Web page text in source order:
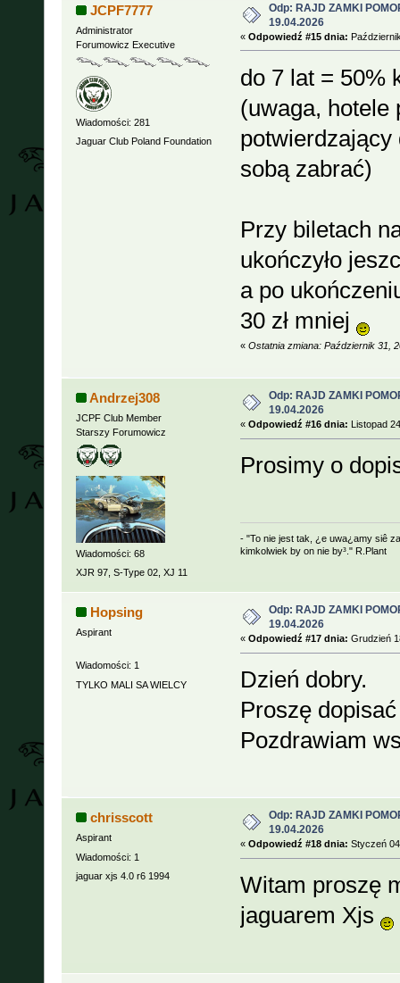
JCPF7777
Administrator
Forumowicz Executive
Wiadomości: 281
Jaguar Club Poland Foundation
Odp: RAJD ZAMKI
19.04.2026
« Odpowiedź #15 dnia:
do 7 lat = 50%
(uwaga, hotele
sobą zabrać)
Przy biletach
ukończyło
a po
30 zł mniej
« Ostatnia zmiana: Październik 31,
Andrzej308
JCPF Club Member
Starszy Forumowicz
Wiadomości: 68
XJR 97, S-Type 02, XJ 11
Odp: RAJD ZAMKI
19.04.2026
« Odpowiedź #16 dnia: Listopad
Prosimy o
- "To nie jest tak, ¿e uwa¿amy siê
kimkolwiek by on nie by³." R.Plant
Hopsing
Aspirant
Wiadomości: 1
TYLKO MALI SA WIELCY
Odp: RAJD ZAMKI
19.04.2026
« Odpowiedź #17 dnia: Grudzień
Dzień dobry.
Proszę
Pozdrawiam
chrisscott
Aspirant
Wiadomości: 1
jaguar xjs 4.0 r6 1994
Odp: RAJD ZAMKI
19.04.2026
« Odpowiedź #18 dnia: Styczeń
Witam proszę
jaguarem Xjs